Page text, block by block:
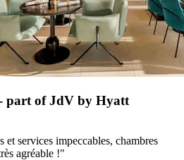
part of JdV by Hyatt
et services impeccables, chambres
agréable !"